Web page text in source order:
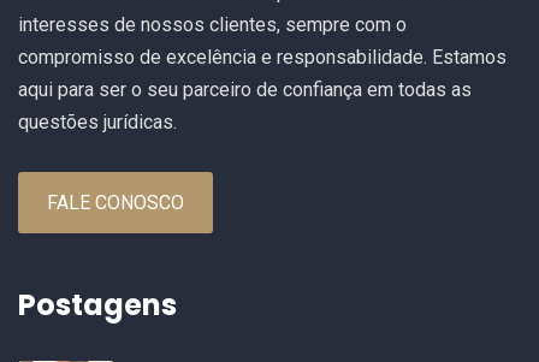
interesses de nossos clientes, sempre com o
compromisso de excelência e responsabilidade. Estamos
aqui para ser o seu parceiro de confiança em todas as
questões jurídicas.
FALE CONOSCO
Postagens